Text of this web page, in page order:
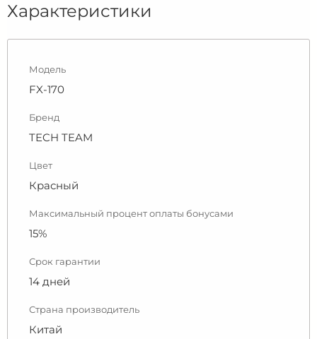
Характеристики
Модель
FX-170
Бренд
TECH TEAM
Цвет
Красный
Максимальный процент оплаты бонусами
15%
Срок гарантии
14 дней
Страна производитель
Китай